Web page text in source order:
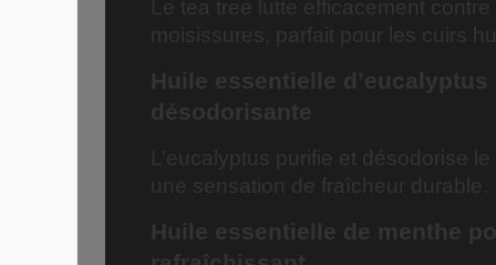
Huile essentielle
désodorisante
L’eucalyptus purifie et désodorise
Huile essentielle de menthe